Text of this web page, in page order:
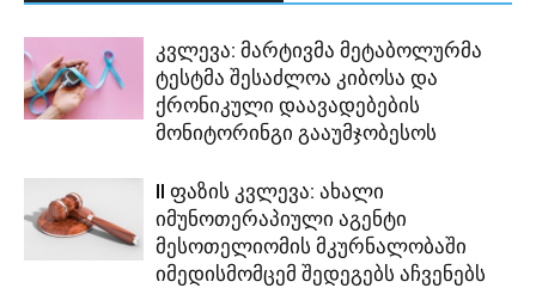
კვლევა: მარტივმა მეტაბოლურმა
ტესტმა შესაძლოა კიბოსა და
ქრონიკული დაავადებების
მონიტორინგი გააუმჯობესოს
II ფაზის კვლევა: ახალი
იმუნოთერაპიული აგენტი
მესოთელიომის მკურნალობაში
იმედისმომცემ შედეგებს აჩვენებს